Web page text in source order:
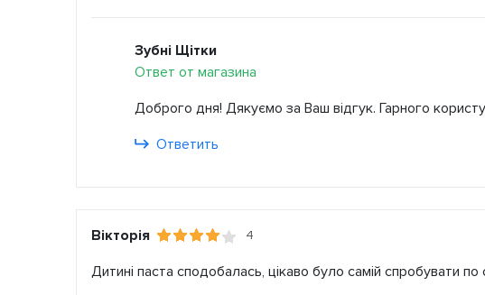
Зубні Щітки
Ответ от магазина
Доброго дня! Дякуємо за Ваш відгук. Гарного
Ответить
Вікторія 4
Дитині паста сподобалась, цікаво було самій спробувати